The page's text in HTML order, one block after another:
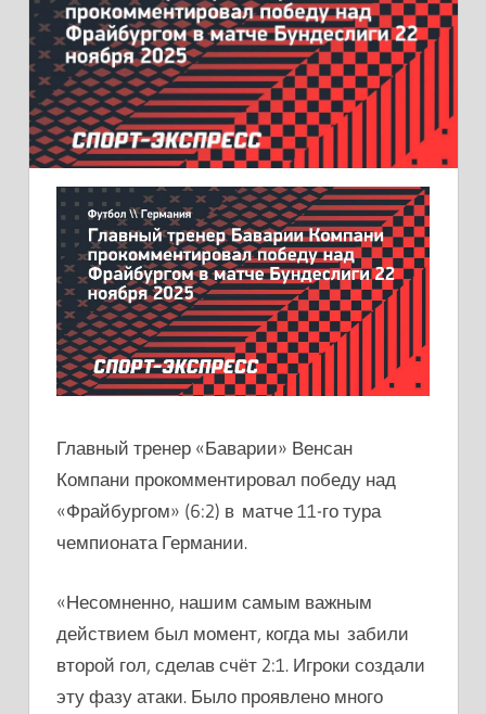
Главный тренер «Баварии» Венсан
Компани прокомментировал победу над
«Фрайбургом» (6:2) в матче 11-го тура
чемпионата Германии.
«Несомненно, нашим самым важным
действием был момент, когда мы забили
второй гол, сделав счёт 2:1. Игроки создали
эту фазу атаки. Было проявлено много